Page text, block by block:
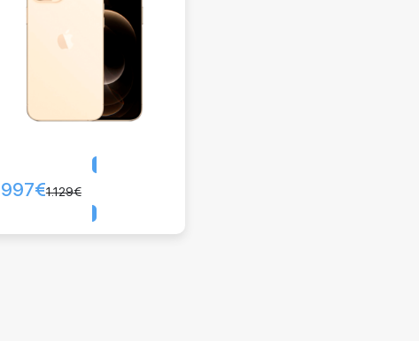
1.129€
997€